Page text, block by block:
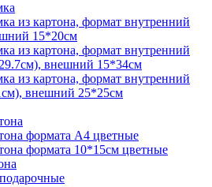
из картона, формат внутренний
15*20см
из картона, формат внутренний
внешний 15*34см
из картона, формат внутренний
внешний 25*25см
формата А4 цветные
формата 10*15см цветные